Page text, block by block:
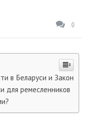
0
в Беларуси и Закон
для ремесленников